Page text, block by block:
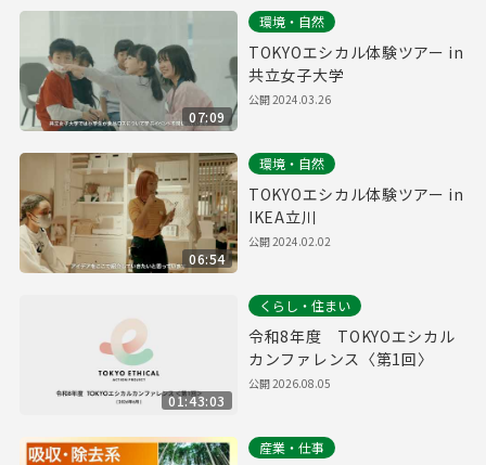
07:09
環境・自然
TOKYOエシカル体験ツアー in
共立女子大学
公開2024.03.26
06:54
環境・自然
TOKYOエシカル体験ツアー in
IKEA立川
公開2024.02.02
01:43:03
くらし・住まい
令和8年度 TOKYOエシカル
カンファレンス〈第1回〉
公開2026.08.05
産業・仕事